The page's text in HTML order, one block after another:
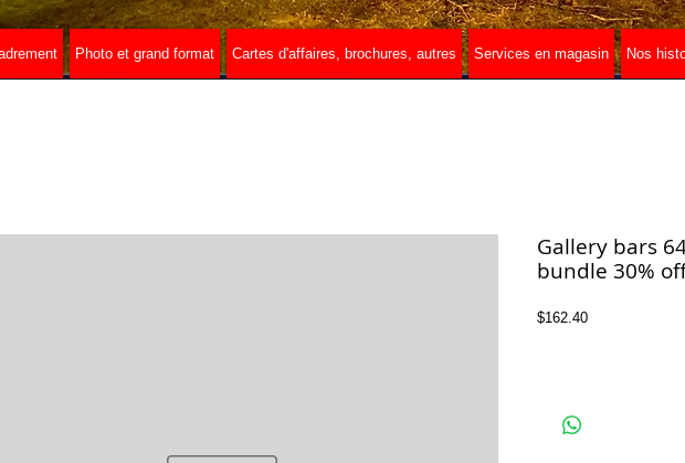
Photo et grand format Cartes d'affaires, brochures, autres Services en magasin Nos
Gallery bars
bundle 30%
$162.40Price